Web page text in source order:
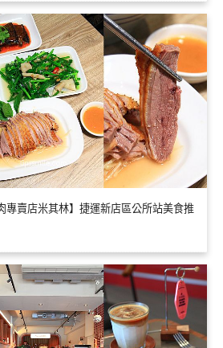
專賣店米其林】捷運新店區公所站美食推